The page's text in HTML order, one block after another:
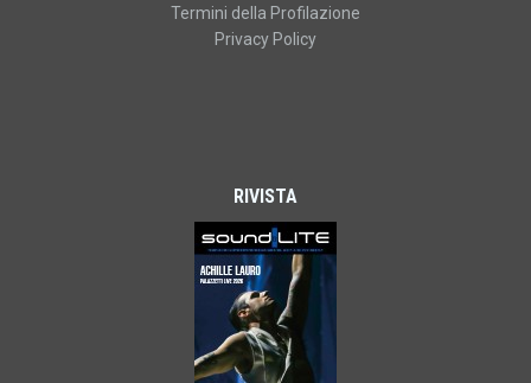
Termini della Profilazione
Privacy Policy
RIVISTA